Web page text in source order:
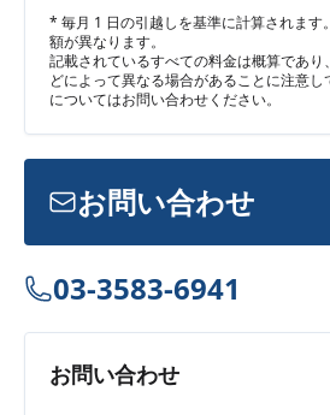
* 毎月 1 日の引越しを基準に計算されます
額が異なります。
記載されているすべての料金は概算であ
どによって異なる場合があることに注意
についてはお問い合わせください。
お問い合わせ
03-3583-6941
お問い合わせ